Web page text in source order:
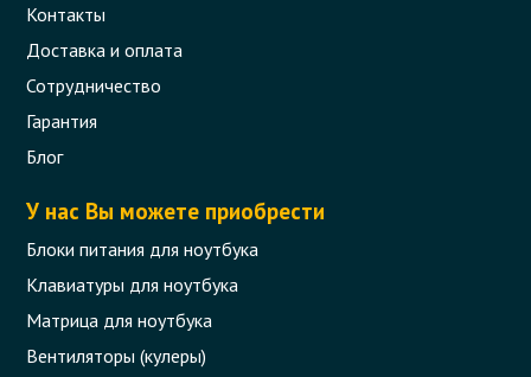
Код товара - 07463
138 грн.
Есть в наличии
Контакты
Доставка и оплата
Сотрудничество
Гарантия
Блог
У нас Вы можете приобрести
Блоки питания для ноутбука
Клавиатуры для ноутбука
Матрица для ноутбука
Вентиляторы (кулеры)